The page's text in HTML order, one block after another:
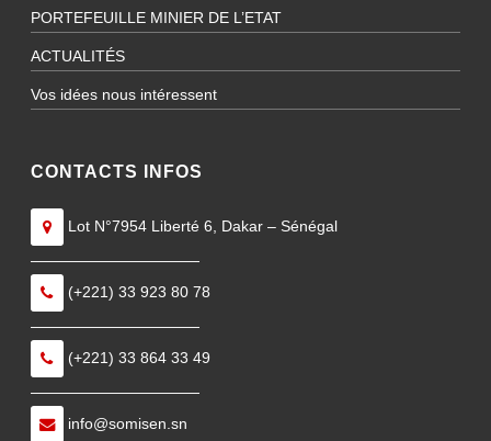
PORTEFEUILLE MINIER DE L’ETAT
ACTUALITÉS
Vos idées nous intéressent
CONTACTS INFOS
Lot N°7954 Liberté 6, Dakar – Sénégal
———————————
(+221) 33 923 80 78
———————————
(+221) 33 864 33 49
———————————
info@somisen.sn